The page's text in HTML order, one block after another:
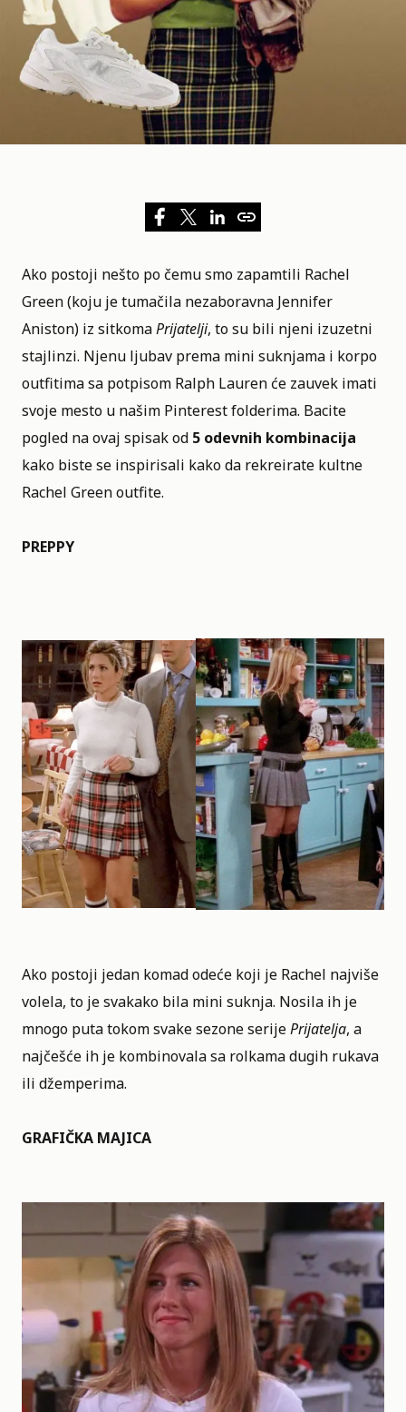
Ako postoji nešto po čemu smo zapamtili Rachel
Green (koju je tumačila nezaboravna Jennifer
Aniston) iz sitkomaPrijatelji, to su bili njeni izuzetni
stajlinzi. Njenu ljubav prema mini suknjama i korpo
outfitimasa potpisom Ralph Lauren će zauvek imati
svoje mesto u našim Pinterest folderima. Bacite
pogled na ovaj spisak od 5 odevnih kombinacija
kako biste se inspirisali kako da rekreirate kultne
Rachel Green outfite.
PREPPY
Ako postoji jedan komad odeće koji je Rachel najviše
volela, to je svakako bila mini suknja. Nosila ih je
mnogo puta tokom svake sezone serijePrijatelja, a
najčešće ih je kombinovala sa rolkama dugih rukava
ili džemperima.
GRAFIČKA MAJICA